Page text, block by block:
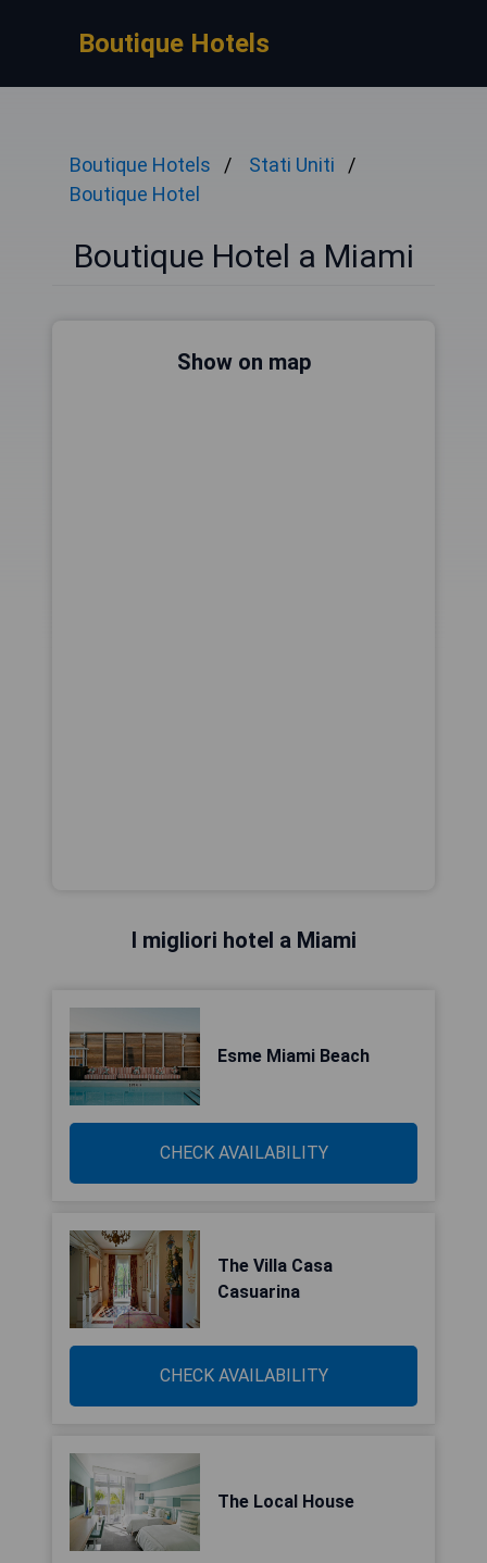
Boutique Hotels
Boutique Hotels
Stati Uniti
Boutique Hotel
Boutique Hotel a Miami
Show on map
I migliori hotel a Miami
Esme Miami Beach
CHECK AVAILABILITY
The Villa Casa
Casuarina
CHECK AVAILABILITY
The Local House